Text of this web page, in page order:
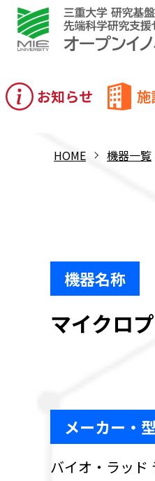
お知らせ 施
HOME 機器一覧
機器名称
マイクロ
メーカー・
バイオ・ラッド